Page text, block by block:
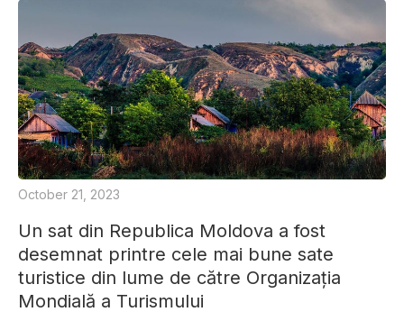
Un sat din Republica Moldova a fost
desemnat printre cele mai bune sate
turistice din lume de către Organizația
Mondială a Turismului
October 21, 2023